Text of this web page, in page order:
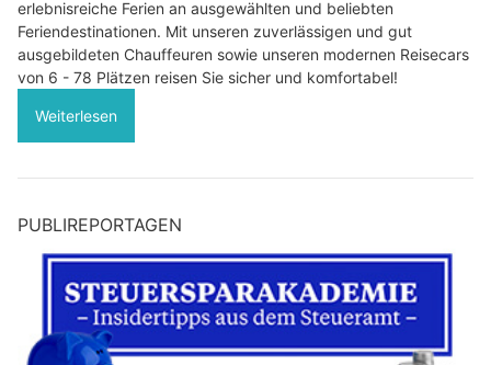
erlebnisreiche Ferien an ausgewählten und beliebten
Feriendestinationen. Mit unseren zuverlässigen und gut
ausgebildeten Chauffeuren sowie unseren modernen Reisecars
von 6 - 78 Plätzen reisen Sie sicher und komfortabel!
Weiterlesen
PUBLIREPORTAGEN